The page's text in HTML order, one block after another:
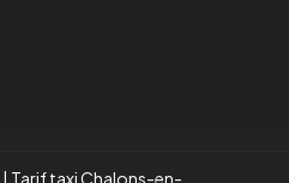
| Tarif taxi Chalons-en-